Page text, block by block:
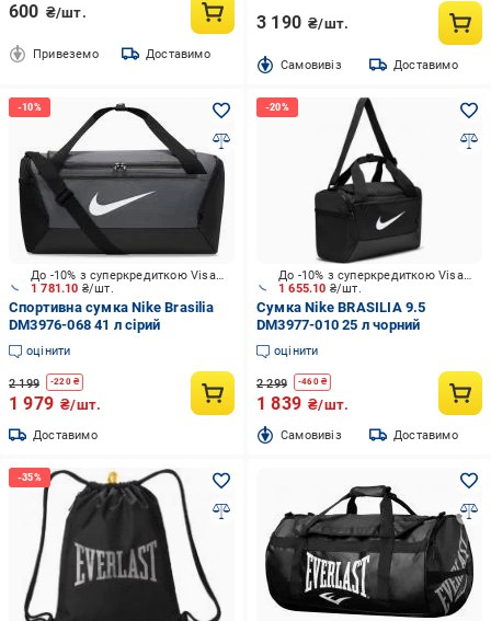
600 ₴/шт.
Привеземо Доставимо
3 190 ₴/шт.
Cамовивіз Доставимо
1 781.10 ₴/шт.
До -10% з суперкредиткою Visa Вигода
Спортивна сумка Nike Brasilia
DM3976-068 41 л сірий
оцінити
2 199 -220₴
1 979 ₴/шт.
Доставимо
1 655.10 ₴/шт.
До -10% з суперкредиткою Visa Вигода
Сумка Nike BRASILIA 9.5
DM3977-010 25 л чорний
оцінити
2 299 -460₴
1 839 ₴/шт.
Cамовивіз Доставимо